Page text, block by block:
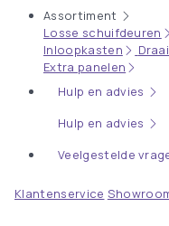
Assortiment
Losse schuifdeuren
Inloopkasten
Extra panelen
Hulp en advies
Hulp en advies
Veelgestelde
Klantenservice